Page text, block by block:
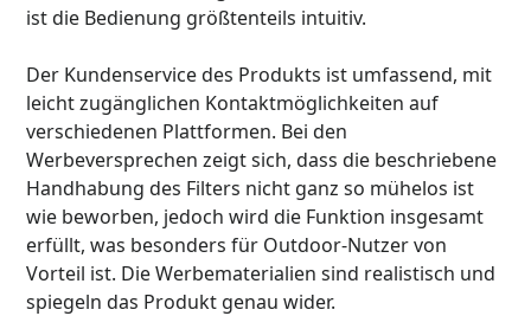
ist die Bedienung größtenteils intuitiv.
Der Kundenservice des Produkts ist umfassend, mit
leicht zugänglichen Kontaktmöglichkeiten auf
verschiedenen Plattformen. Bei den
Werbeversprechen zeigt sich, dass die beschriebene
Handhabung des Filters nicht ganz so mühelos ist
wie beworben, jedoch wird die Funktion insgesamt
erfüllt, was besonders für Outdoor-Nutzer von
Vorteil ist. Die Werbematerialien sind realistisch und
spiegeln das Produkt genau wider.